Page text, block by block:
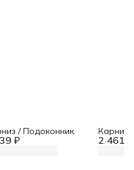
₽
/ Подоконник
2 461 ₽
Карниз